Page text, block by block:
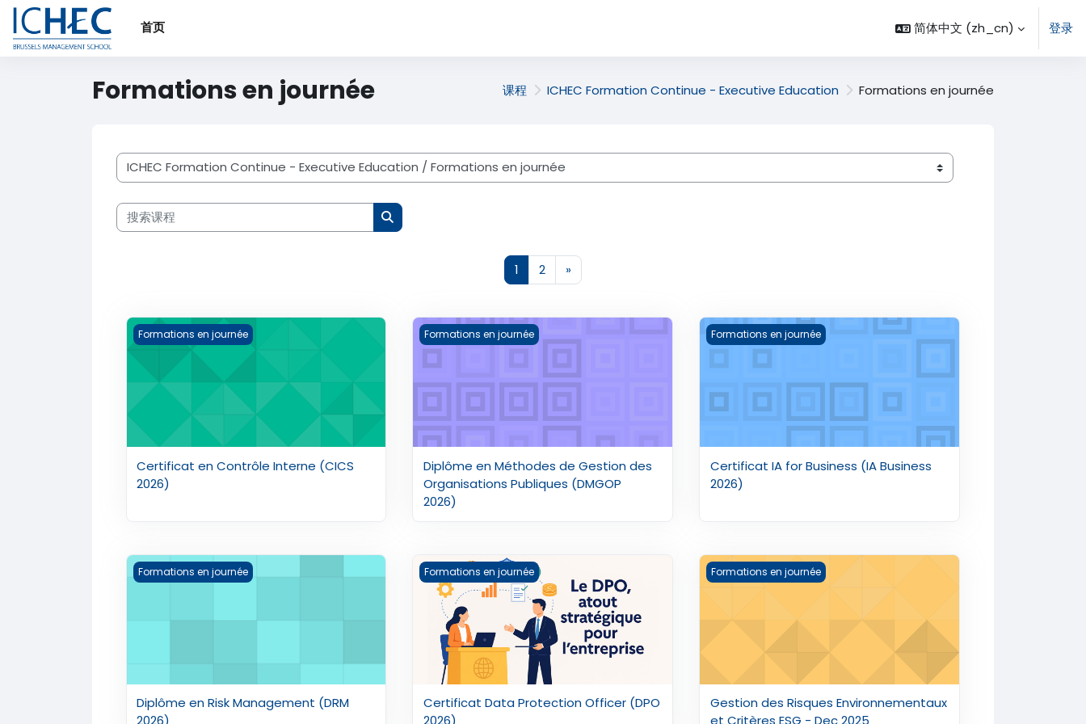
跳到主要内容
首页
简体中文 ‎(zh_cn)‎ 登录
Formations en journée 课程 ICHEC Formation Continue - Executive Education Formations en journée
课程类别
搜索课程
搜索课程
1页 1 2页 2 »下一页
Certificat en Contrôle Interne (CICS 2026)
Formations en journée
Certificat en Contrôle Interne (CICS
2026)
Diplôme en Méthodes de Gestion des Organisations Publiques (DMGOP 2026)
Formations en journée
Diplôme en Méthodes de Gestion des
Organisations Publiques (DMGOP
2026)
Certificat IA for Business (IA Business 2026)
Formations en journée
Certificat IA for Business (IA Business
2026)
Diplôme en Risk Management (DRM 2026)
Formations en journée
Diplôme en Risk Management (DRM
Certificat Data Protection Officer (DPO 2026)
Formations en journée
Certificat Data Protection Officer (DPO
Gestion des Risques Environnementaux et Critères ESG - Dec
Formations en journée
Gestion des Risques Environnementaux